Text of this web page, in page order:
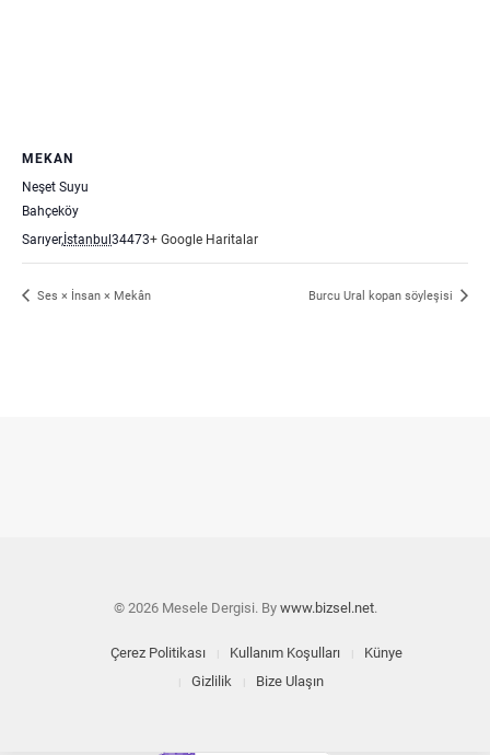
MEKAN
Neşet Suyu
Bahçeköy
Sarıyer, İstanbul 34473+ Google Haritalar
Ses × İnsan × Mekân Burcu Ural kopan söyleşisi
© 2026 Mesele Dergisi. By www.bizsel.net.
Çerez Politikası Kullanım Koşulları
Künye
Gizlilik
Bize Ulaşın